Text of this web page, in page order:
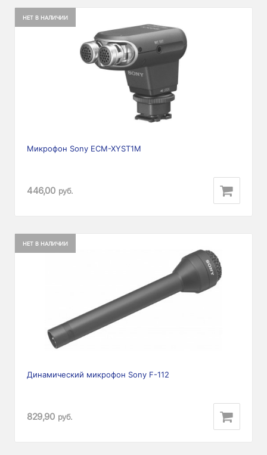
НЕТ В НАЛИЧИИ
Микрофон Sony ECM-XYST1M
446,00 руб.
НЕТ В НАЛИЧИИ
Динамический микрофон Sony F-112
829,90 руб.